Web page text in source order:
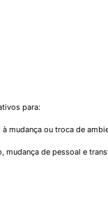
para:
mudança ou troca de
de pessoal e